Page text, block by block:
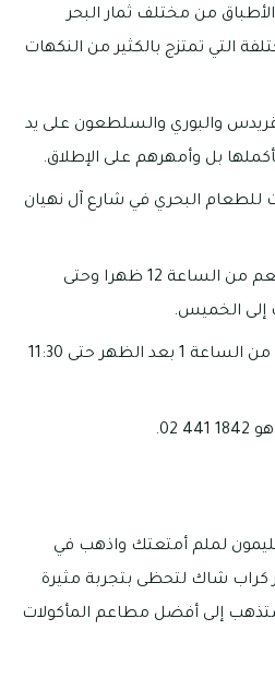
من مختلف ثمار البحر
التي تمتزج بالكثير من النكهات
والبوري والسلطعون على يد
بل وأمهرهم على الإطلاق.
البحري في شارع آل نهيان
مواعيد العمل في المطعم من الساعة 12 ظهرا وحتى
بينما يعمل يوم الجمعة من الساعة 1 بعد الظهر حتى 11:30
02.
لملم أمتعتك واذهب في
شاك لتحظى بتجربة مثيرة
إلى أفضل مطاعم المأكولات